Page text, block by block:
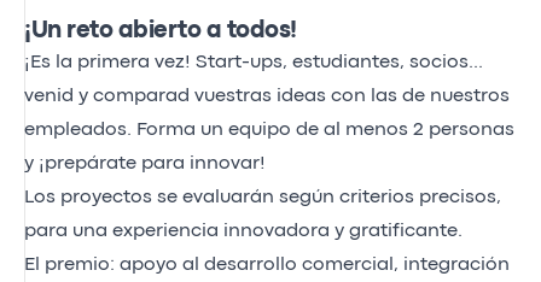
¡Un reto abierto a todos!
¡Es la primera vez! Start-ups, estudiantes, socios...
venid y comparad vuestras ideas con las de nuestros
empleados. Forma un equipo de al menos 2 personas
y ¡prepárate para innovar!
Los proyectos se evaluarán según criterios precisos,
para una experiencia innovadora y gratificante.
El premio: apoyo al desarrollo comercial, integración